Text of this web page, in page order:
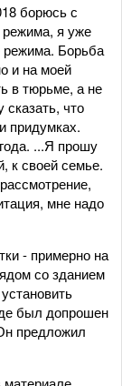
борюсь с
режима, я уже
режима. Борьба
и на моей
в тюрьме, а не
что
придумках.
...Я прошу
к своей семье.
мне надо
- примерно на
со зданием
был допрошен
предложил